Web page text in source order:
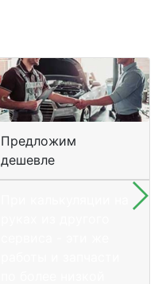
Предложим
дешевле